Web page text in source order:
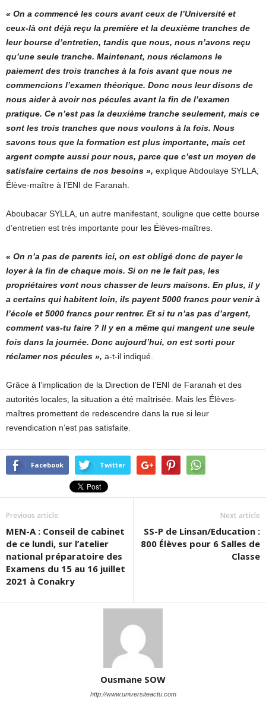
« On a commencé les cours avant ceux de l’Université et
ceux-là ont déjà reçu la première et la deuxième tranches de
leur bourse d’entretien, tandis que nous, nous n’avons reçu
qu’une seule tranche. Maintenant, nous réclamons le
paiement des trois tranches à la fois avant que nous ne
commencions l’examen théorique. Donc nous leur disons de
nous aider à avoir nos pécules avant la fin de l’examen
pratique. Ce n’est pas la deuxième tranche seulement, mais ce
sont les trois tranches que nous voulons à la fois. Nous
savons tous que la formation est plus importante, mais cet
argent compte aussi pour nous, parce que c’est un moyen de
satisfaire certains de nos besoins », explique Abdoulaye SYLLA,
Élève-maître à l’ENI de Faranah.
Aboubacar SYLLA, un autre manifestant, souligne que cette bourse
d’entretien est très importante pour les Élèves-maîtres.
« On n’a pas de parents ici, on est obligé donc de payer le
loyer à la fin de chaque mois. Si on ne le fait pas, les
propriétaires vont nous chasser de leurs maisons. En plus, il y
a certains qui habitent loin, ils payent 5000 francs pour venir à
l’école et 5000 francs pour rentrer. Et si tu n’as pas d’argent,
comment vas-tu faire ? Il y en a même qui mangent une seule
fois dans la journée. Donc aujourd’hui, on est sorti pour
réclamer nos pécules », a-t-il indiqué.
Grâce à l’implication de la Direction de l’ENI de Faranah et des
autorités locales, la situation a été maîtrisée. Mais les Élèves-
maîtres promettent de redescendre dans la rue si leur
revendication n’est pas satisfaite.
Facebook Twitter
Previous article
MEN-A : Conseil de cabinet
de ce lundi, sur l’atelier
national préparatoire des
Examens du 15 au 16 juillet
2021 à Conakry
Next article
SS-P de Linsan/Education :
800 Élèves pour 6 Salles de
Classe
Ousmane SOW
http://www.universiteactu.com